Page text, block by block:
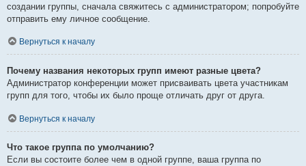
создании группы, сначала свяжитесь с администратором; попробуйте
отправить ему личное сообщение.
Вернуться к началу
Почему названия некоторых групп имеют разные цвета?
Администратор конференции может присваивать цвета участникам
групп для того, чтобы их было проще отличать друг от друга.
Вернуться к началу
Что такое группа по умолчанию?
Если вы состоите более чем в одной группе, ваша группа по